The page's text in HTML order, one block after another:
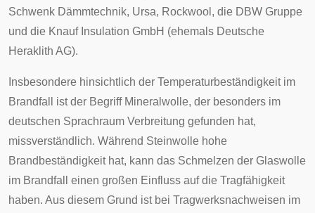
Schwenk Dämmtechnik, Ursa, Rockwool , die DBW Gruppe
und die Knauf Insulation GmbH (ehemals Deutsche
Heraklith AG).
Insbesondere hinsichtlich der Temperaturbeständigkeit im
Brandfall ist der Begriff Mineralwolle, der besonders im
deutschen Sprachraum Verbreitung gefunden hat,
missverständlich. Während Steinwolle hohe
Brandbeständigkeit hat, kann das Schmelzen der Glaswolle
im Brandfall einen großen Einfluss auf die Tragfähigkeit
haben. Aus diesem Grund ist bei Tragwerksnachweisen im